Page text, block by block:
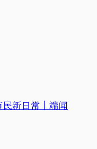
民新日常｜端闻